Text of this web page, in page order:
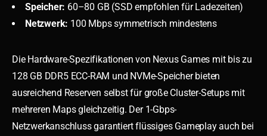
Speicher: 60–80 GB (SSD empfohlen für Ladezeiten)
Netzwerk: 100 Mbps symmetrisch mindestens
Die Hardware-Spezifikationen von Nexus Games mit bis zu
128 GB DDR5 ECC-RAM und NVMe-Speicher bieten
ausreichend Reserven selbst für große Cluster-Setups mit
mehreren Maps gleichzeitig. Der 1-Gbps-
Netzwerkanschluss garantiert flüssiges Gameplay auch bei